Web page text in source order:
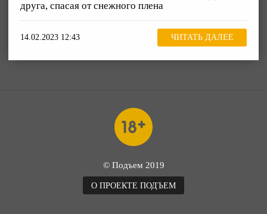
друга, спасая от снежного плена
14.02.2023 12:43 ЧИТАТЬ ДАЛЕЕ
© Подъем 2019
О ПРОЕКТЕ ПОДЪЕМ